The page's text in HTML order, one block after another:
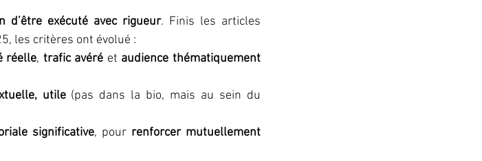
d’être exécuté avec rigueur. Finis les articles
les critères ont évolué :
réelle, trafic avéré et audience thématiquement
utile (pas dans la bio, mais au sein du
significative, pour renforcer mutuellement